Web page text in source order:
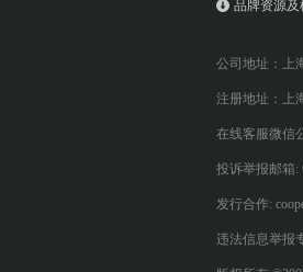
品牌资源及
公司地址：上
注册地址：上
在线客服微信
投诉举报邮箱:
发行合作:
违法信息举报